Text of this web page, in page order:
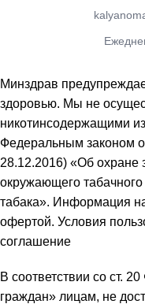
Минздрав
здоровью. Мы не
никотинсодержащими
Федеральным законом
28.12.2016) «Об охране
окружающего
табака». Информация
офертой. Условия
соглашение
В соответствии со ст.
граждан» лицам, не